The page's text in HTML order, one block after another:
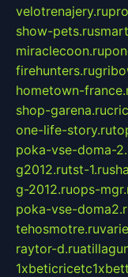
velotrenajery.ru
show-pets.ru
miraclecoon.ru
firehunters.ru
hometown-
shop-garena.ru
one-life-story.ru
poka-vse-doma-
g2012.rutst-1.ru
g-2012.ruops-
poka-vse-
tehosmotre.ru
raytor-d.ru